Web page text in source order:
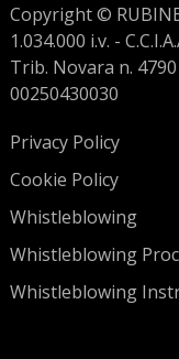
Copyright ©
1.034.000 i.v. -
Trib. Novara n.
00250430030
Privacy Policy
Cookie Policy
Whistleblowing
Whistleblowing
Whistleblowing